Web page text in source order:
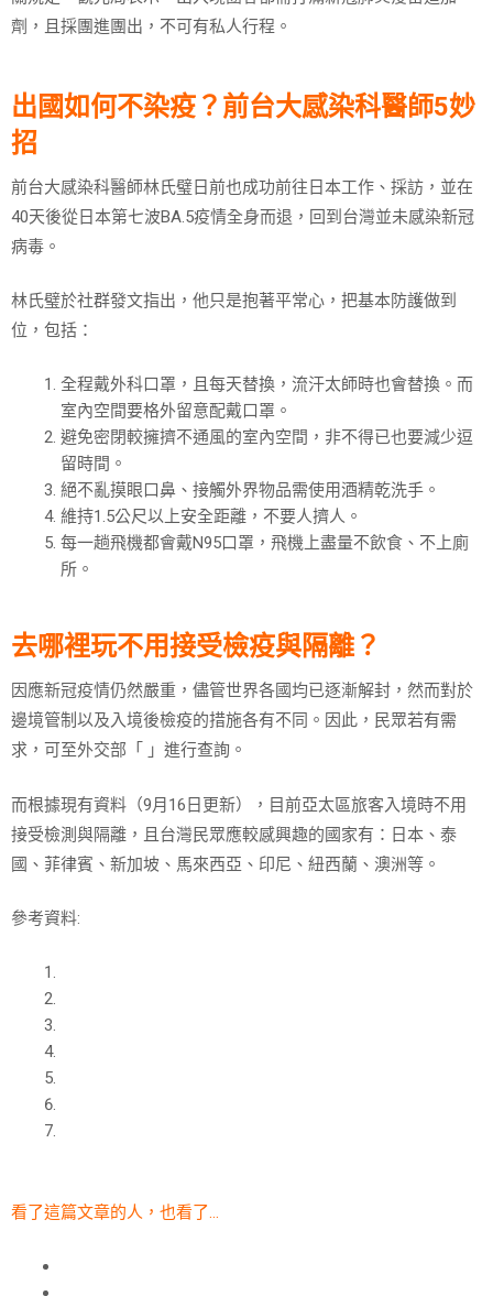
劑，且採團進團出，不可有私人行程。
出國如何不染疫？前台大感染科醫師5妙
招
前台大感染科醫師林氏璧日前也成功前往日本工作、採訪，並在
40天後從日本第七波BA.5疫情全身而退，回到台灣並未感染新冠
病毒。
林氏璧於社群發文指出，他只是抱著平常心，把基本防護做到
位，包括：
全程戴外科口罩，且每天替換，流汗太師時也會替換。而
室內空間要格外留意配戴口罩。
避免密閉較擁擠不通風的室內空間，非不得已也要減少逗
留時間。
絕不亂摸眼口鼻、接觸外界物品需使用酒精乾洗手。
維持1.5公尺以上安全距離，不要人擠人。
每一趟飛機都會戴N95口罩，飛機上盡量不飲食、不上廁
所。
去哪裡玩不用接受檢疫與隔離？
因應新冠疫情仍然嚴重，儘管世界各國均已逐漸解封，然而對於
邊境管制以及入境後檢疫的措施各有不同。因此，民眾若有需
求，可至外交部「 」進行查詢。
而根據現有資料（9月16日更新），目前亞太區旅客入境時不用
接受檢測與隔離，且台灣民眾應較感興趣的國家有：日本、泰
國、菲律賓、新加坡、馬來西亞、印尼、紐西蘭、澳洲等。
參考資料:
看了這篇文章的人，也看了…